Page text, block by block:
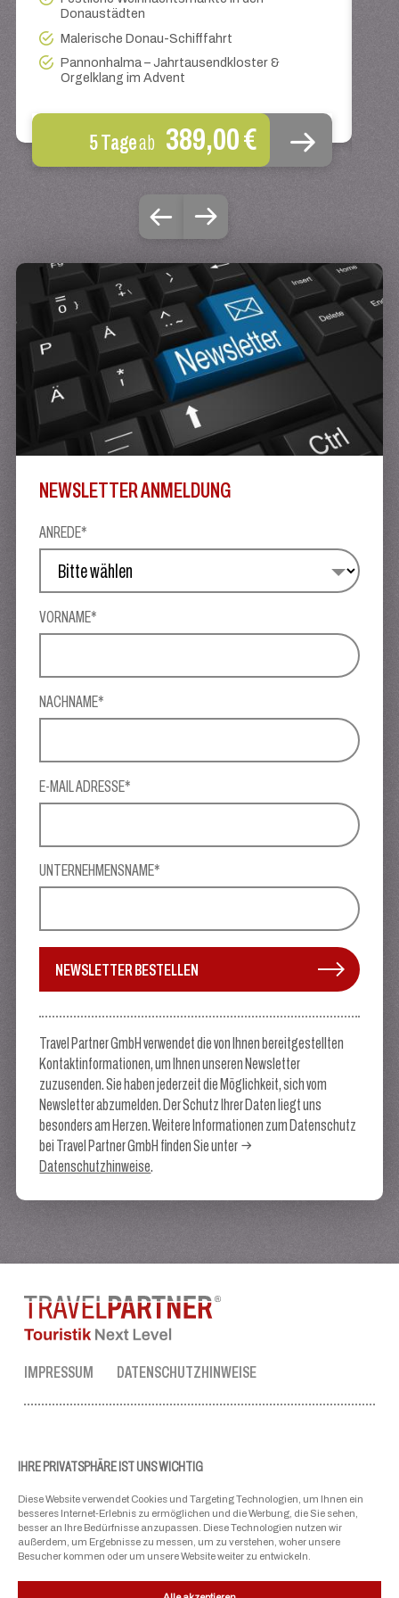
IHRE PRIVATSPHÄRE IST UNS WICHTIG
Diese Website verwendet Cookies und Targeting Technologien, um Ihnen ein
besseres Internet-Erlebnis zu ermöglichen und die Werbung, die Sie sehen,
besser an Ihre Bedürfnisse anzupassen. Diese Technologien nutzen wir
außerdem, um Ergebnisse zu messen, um zu verstehen, woher unsere
Besucher kommen oder um unsere Website weiter zu entwickeln.
Donaustädten
Malerische Donau-Schifffahrt
Pannonhalma – Jahrtausendkloster &
Orgelklang im Advent
5 Tageab 389,00 €
NEWSLETTER ANMELDUNG
ANREDE*
VORNAME*
NACHNAME*
E-MAIL ADRESSE*
UNTERNEHMENSNAME*
NEWSLETTER BESTELLEN
Travel Partner GmbH verwendet die von Ihnen bereitgestellten
Kontaktinformationen, um Ihnen unseren Newsletter
zuzusenden. Sie haben jederzeit die Möglichkeit, sich vom
Newsletter abzumelden. Der Schutz Ihrer Daten liegt uns
besonders am Herzen. Weitere Informationen zum Datenschutz
bei Travel Partner GmbH finden Sie unter
Datenschutzhinweise.
IMPRESSUM DATENSCHUTZHINWEISE
Tel.:+43 50 3636 1
ellmau@travel-partner.com
UNSERE VERBÄNDE